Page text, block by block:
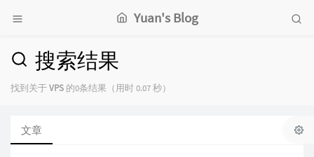
Yuan's Blog
搜索结果
找到关于VPS 的0条结果（用时 0.07 秒）
文章